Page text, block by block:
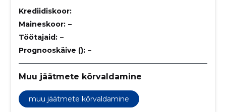
Krediidiskoor:
Maineskoor: –
Töötajaid: –
Prognooskäive (): –
Muu jäätmete kõrvaldamine
muu jäätmete kõrvaldamine